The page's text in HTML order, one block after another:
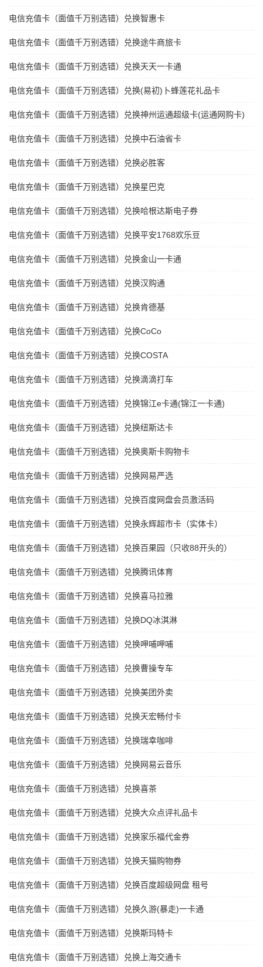
电信充值卡（面值千万别选错）兑换智惠卡
电信充值卡（面值千万别选错）兑换途牛商旅卡
电信充值卡（面值千万别选错）兑换天天一卡通
电信充值卡（面值千万别选错）兑换(易初)卜蜂莲花礼品卡
电信充值卡（面值千万别选错）兑换神州运通超级卡(运通网购卡)
电信充值卡（面值千万别选错）兑换中石油省卡
电信充值卡（面值千万别选错）兑换必胜客
电信充值卡（面值千万别选错）兑换星巴克
电信充值卡（面值千万别选错）兑换哈根达斯电子券
电信充值卡（面值千万别选错）兑换平安1768欢乐豆
电信充值卡（面值千万别选错）兑换金山一卡通
电信充值卡（面值千万别选错）兑换汉购通
电信充值卡（面值千万别选错）兑换肯德基
电信充值卡（面值千万别选错）兑换CoCo
电信充值卡（面值千万别选错）兑换COSTA
电信充值卡（面值千万别选错）兑换滴滴打车
电信充值卡（面值千万别选错）兑换锦江e卡通(锦江一卡通)
电信充值卡（面值千万别选错）兑换纽斯达卡
电信充值卡（面值千万别选错）兑换奥斯卡购物卡
电信充值卡（面值千万别选错）兑换网易严选
电信充值卡（面值千万别选错）兑换百度网盘会员激活码
电信充值卡（面值千万别选错）兑换永辉超市卡（实体卡）
电信充值卡（面值千万别选错）兑换百果园（只收88开头的）
电信充值卡（面值千万别选错）兑换腾讯体育
电信充值卡（面值千万别选错）兑换喜马拉雅
电信充值卡（面值千万别选错）兑换DQ冰淇淋
电信充值卡（面值千万别选错）兑换呷哺呷哺
电信充值卡（面值千万别选错）兑换曹操专车
电信充值卡（面值千万别选错）兑换美团外卖
电信充值卡（面值千万别选错）兑换天宏畅付卡
电信充值卡（面值千万别选错）兑换瑞幸咖啡
电信充值卡（面值千万别选错）兑换网易云音乐
电信充值卡（面值千万别选错）兑换喜茶
电信充值卡（面值千万别选错）兑换大众点评礼品卡
电信充值卡（面值千万别选错）兑换家乐福代金券
电信充值卡（面值千万别选错）兑换天猫购物券
电信充值卡（面值千万别选错）兑换百度超级网盘 租号
电信充值卡（面值千万别选错）兑换久游(暴走)一卡通
电信充值卡（面值千万别选错）兑换斯玛特卡
电信充值卡（面值千万别选错）兑换上海交通卡